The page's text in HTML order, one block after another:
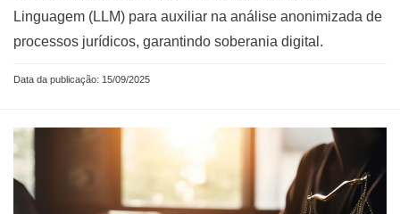
Linguagem (LLM) para auxiliar na análise anonimizada de
processos jurídicos, garantindo soberania digital.
Data da publicação: 15/09/2025